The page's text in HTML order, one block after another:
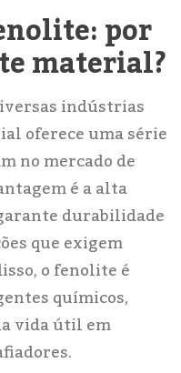
por
material?
indústrias
oferece uma série
no mercado de
é a alta
durabilidade
que exigem
o fenolite é
químicos,
vida útil em